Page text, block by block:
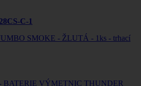
C-1
SMOKE - ŽLUTÁ - 1ks - trhací